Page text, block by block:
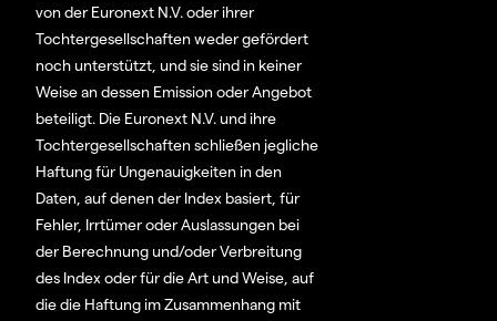
von der Euronext N.V. oder ihrer
Tochtergesellschaften weder gefördert
noch unterstützt, und sie sind in keiner
Weise an dessen Emission oder Angebot
beteiligt. Die Euronext N.V. und ihre
Tochtergesellschaften schließen jegliche
Haftung für Ungenauigkeiten in den
Daten, auf denen der Index basiert, für
Fehler, Irrtümer oder Auslassungen bei
der Berechnung und/oder Verbreitung
des Index oder für die Art und Weise, auf
die die Haftung im Zusammenhang mit